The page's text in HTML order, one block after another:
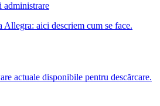
administrare
Allegra: aici descriem cum se face.
actuale disponibile pentru descărcare.